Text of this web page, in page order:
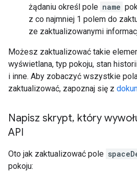
żądaniu określ pole name
z co najmniej 1 polem do
ze zaktualizowanymi
Możesz zaktualizować takie
wyświetlana, typ pokoju, stan
i inne. Aby zobaczyć wszystkie
zaktualizować, zapoznaj się z
Napisz skrypt, który
API
Oto jak zaktualizować pole
pokoju: